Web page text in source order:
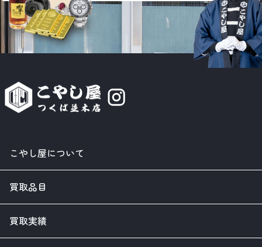
こやし屋について
買取品目
買取実績